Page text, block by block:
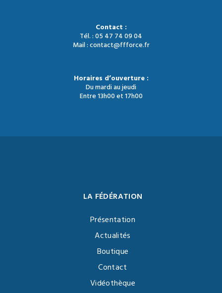
Contact :
Tél. : 05 47 74 09 04
Mail : contact@ffforce.fr
Horaires d’ouverture :
Du mardi au jeudi
Entre 13h00 et 17h00
LA FÉDÉRATION
Présentation
Actualités
Boutique
Contact
Vidéothèque